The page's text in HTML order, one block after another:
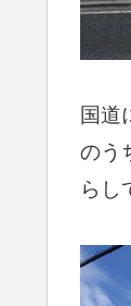
国道
のう
らし